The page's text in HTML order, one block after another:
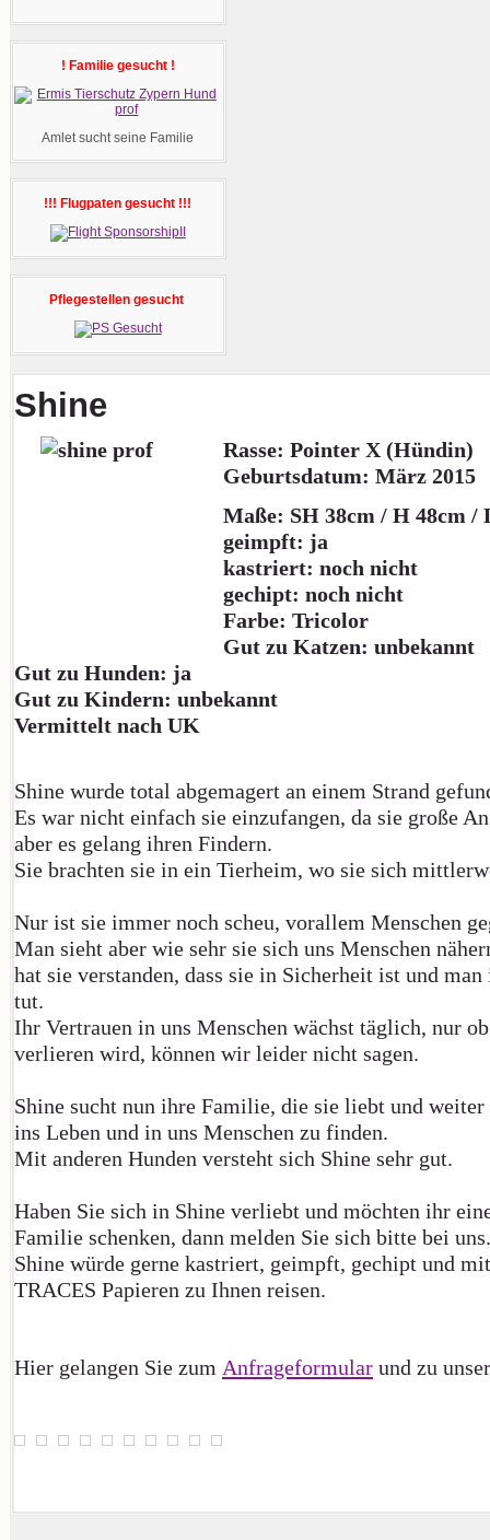
! Familie gesucht !
Amlet sucht seine Familie
!!! Flugpaten gesucht !!!
Pflegestellen gesucht
Shine
Rasse: Pointer X (Hündin)
Geburtsdatum: März 2015
Maße: SH 38cm / H 48cm /
geimpft: ja
kastriert: noch nicht
gechipt: noch nicht
Farbe: Tricolor
Gut zu Katzen: unbekannt
Gut zu Hunden: ja
Gut zu Kindern: unbekannt
Vermittelt nach UK
Shine wurde total abgemagert an einem Strand
Es war nicht einfach sie einzufangen, da sie große
aber es gelang ihren Findern.
Sie brachten sie in ein Tierheim, wo sie sich
Nur ist sie immer noch scheu, vorallem Menschen
Man sieht aber wie sehr sie sich uns Menschen
hat sie verstanden, dass sie in Sicherheit ist und
tut.
Ihr Vertrauen in uns Menschen wächst täglich, nur
verlieren wird, können wir leider nicht sagen.
Shine sucht nun ihre Familie, die sie liebt und
ins Leben und in uns Menschen zu finden.
Mit anderen Hunden versteht sich Shine sehr gut.
Haben Sie sich in Shine verliebt und möchten ihr
Familie schenken, dann melden Sie sich bitte bei uns.
Shine würde gerne kastriert, geimpft, gechipt und
TRACES Papieren zu Ihnen reisen.
Hier gelangen Sie zum Anfrageformular und zu